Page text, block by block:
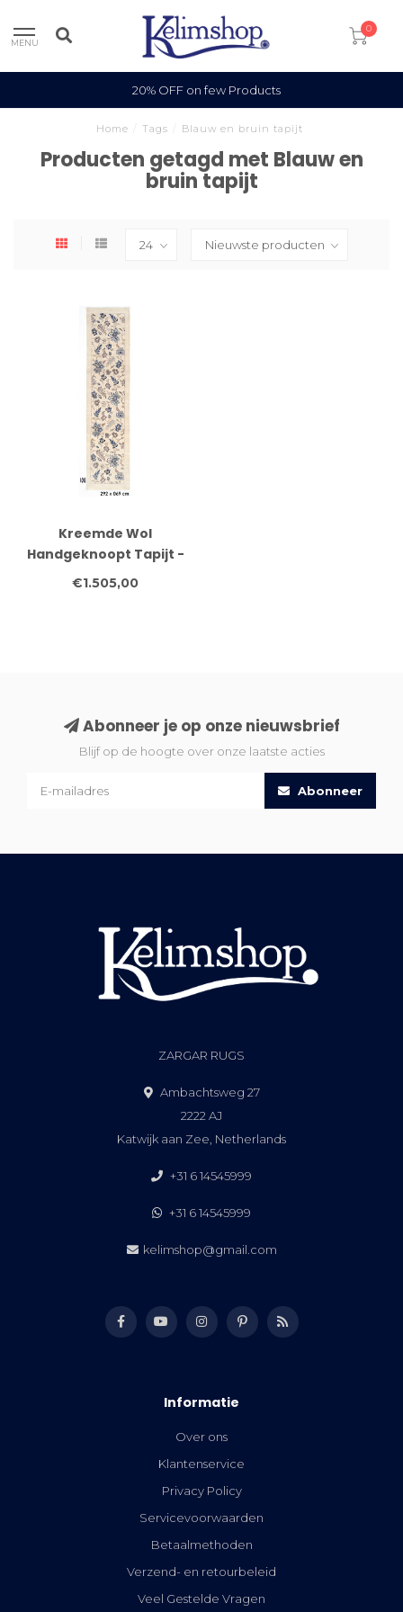
MENU
0
20% OFF on few Products
Home Tags Blauw en bruin tapijt
Producten getagd met Blauw en
bruin tapijt
Kreemde Wol
Handgeknoopt Tapijt -
Vintage Patroon - 292 x
€1.505,00
Abonneer je op onze nieuwsbrief
Blijf op de hoogte over onze laatste acties
Abonneer
ZARGAR RUGS
Ambachtsweg 27
2222 AJ
Katwijk aan Zee, Netherlands
+31 6 14545999
+31 6 14545999
kelimshop@gmail.com
Informatie
Over ons
Klantenservice
Privacy Policy
Servicevoorwaarden
Betaalmethoden
Verzend- en retourbeleid
Veel Gestelde Vragen